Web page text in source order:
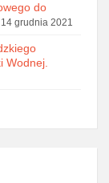
do
14 grudnia 2021
Wodnej.